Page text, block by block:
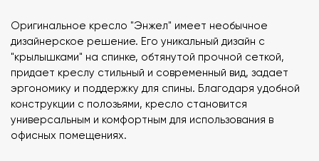
Оригинальное кресло "Энжел" имеет необычное
дизайнерское решение. Его уникальный дизайн с
"крылышками" на спинке, обтянутой прочной сеткой,
придает креслу стильный и современный вид, задает
эргономику и поддержку для спины. Благодаря удобной
конструкции с полозьями, кресло становится
универсальным и комфортным для использования в
офисных помещениях.